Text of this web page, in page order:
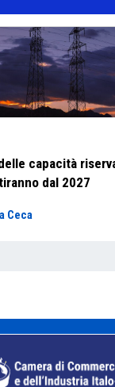
capacità
dal 2027
Ceca